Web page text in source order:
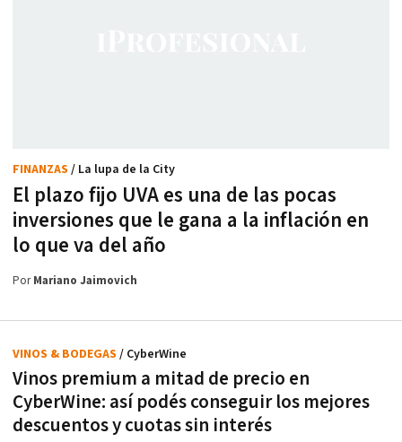
El plazo fijo UVA es una de las pocas
inversiones que le gana a la inflación en
lo que va del año
FINANZAS / La lupa de la City
PorMariano Jaimovich
Vinos premium a mitad de precio en
CyberWine: así podés conseguir los mejores
descuentos y cuotas sin interés
VINOS & BODEGAS / CyberWine